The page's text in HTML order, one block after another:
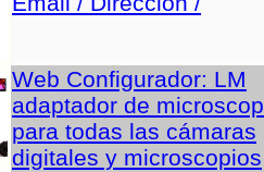
Web Configurador: LM
adaptador de
para todas las cámaras
digitales y microscopios